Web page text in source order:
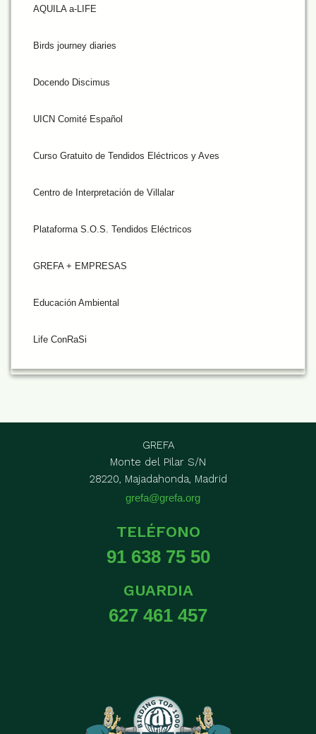
AQUILA a-LIFE
Birds journey diaries
Docendo Discimus
UICN Comité Español
Curso Gratuito de Tendidos Eléctricos y Aves
Centro de Interpretación de Villalar
Plataforma S.O.S. Tendidos Eléctricos
GREFA + EMPRESAS
Educación Ambiental
Life ConRaSi
GREFA
Monte del Pilar S/N
28220, Majadahonda, Madrid
grefa@grefa.org
TELÉFONO
91 638 75 50
GUARDIA
627 461 457